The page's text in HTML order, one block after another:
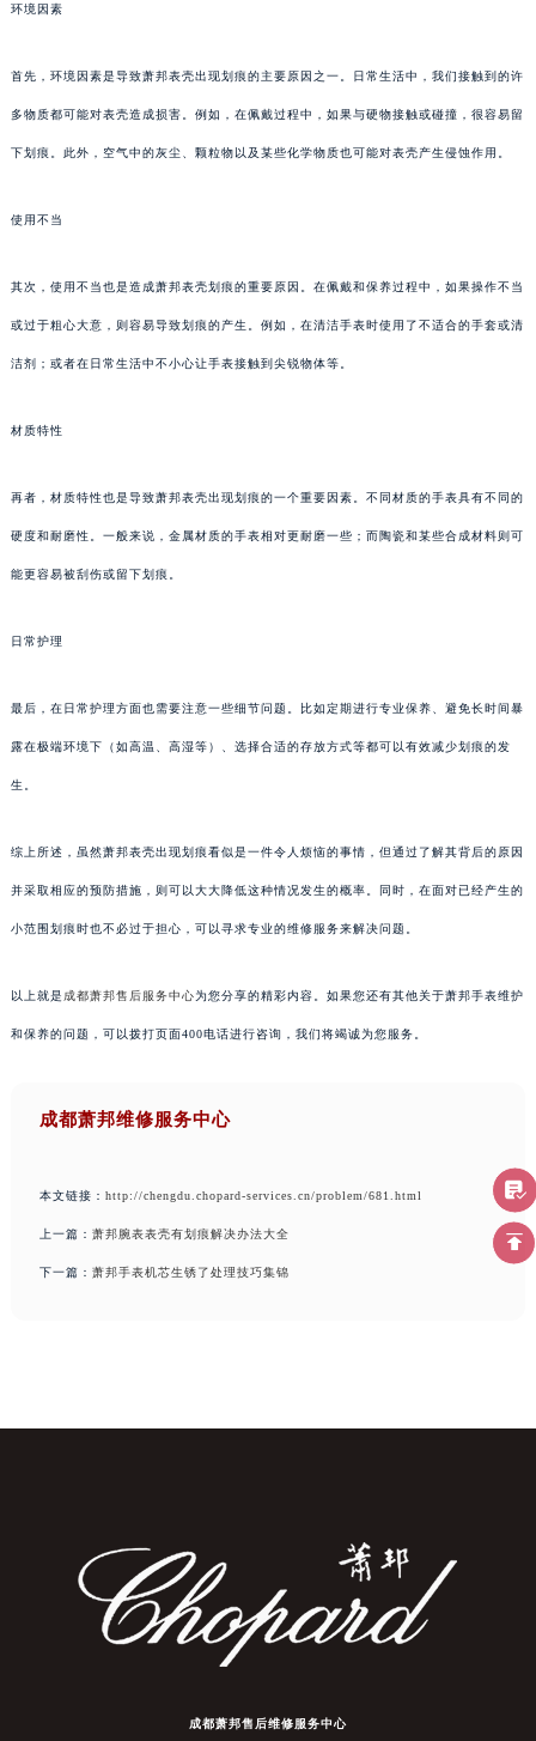
环境因素
首先，环境因素是导致萧邦表壳出现划痕的主要原因之一。日常生活中，我们接触到的许
多物质都可能对表壳造成损害。例如，在佩戴过程中，如果与硬物接触或碰撞，很容易留
下划痕。此外，空气中的灰尘、颗粒物以及某些化学物质也可能对表壳产生侵蚀作用。
使用不当
其次，使用不当也是造成萧邦表壳划痕的重要原因。在佩戴和保养过程中，如果操作不当
或过于粗心大意，则容易导致划痕的产生。例如，在清洁手表时使用了不适合的手套或清
洁剂；或者在日常生活中不小心让手表接触到尖锐物体等。
材质特性
再者，材质特性也是导致萧邦表壳出现划痕的一个重要因素。不同材质的手表具有不同的
硬度和耐磨性。一般来说，金属材质的手表相对更耐磨一些；而陶瓷和某些合成材料则可
能更容易被刮伤或留下划痕。
日常护理
最后，在日常护理方面也需要注意一些细节问题。比如定期进行专业保养、避免长时间暴
露在极端环境下（如高温、高湿等）、选择合适的存放方式等都可以有效减少划痕的发
生。
综上所述，虽然萧邦表壳出现划痕看似是一件令人烦恼的事情，但通过了解其背后的原因
并采取相应的预防措施，则可以大大降低这种情况发生的概率。同时，在面对已经产生的
小范围划痕时也不必过于担心，可以寻求专业的维修服务来解决问题。
以上就是 成都萧邦售后服务中心为您分享的精彩内容。如果您还有其他关于萧邦手表维护
和保养的问题，可以拨打页面400电话进行咨询，我们将竭诚为您服务。
成都萧邦维修服务中心
本文链接： http://chengdu.chopard-services.cn/problem/681.html
上一篇： 萧邦腕表表壳有划痕解决办法大全
下一篇： 萧邦手表机芯生锈了处理技巧集锦
成都萧邦售后维修服务中心